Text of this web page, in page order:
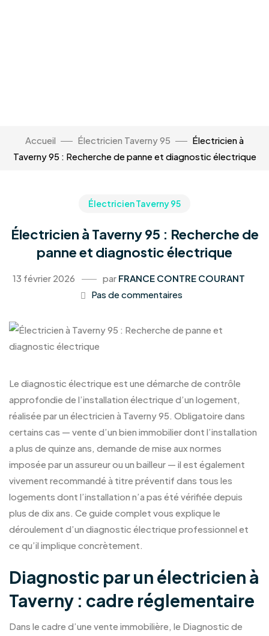
Accueil Électricien Taverny 95
Électricien à
Taverny 95 : Recherche de panne et diagnostic électrique
Électricien Taverny 95
Électricien à Taverny 95 : Recherche de
panne et diagnostic électrique
13 février 2026 par FRANCE CONTRE COURANT
Pas de commentaires
Le diagnostic électrique est une démarche de contrôle
approfondie de l’installation électrique d’un logement,
réalisée par un électricien à Taverny 95. Obligatoire dans
certains cas — vente d’un bien immobilier dont l’installation
a plus de quinze ans, demande de mise aux normes
imposée par un assureur ou un bailleur — il est également
vivement recommandé à titre préventif dans tous les
logements dont l’installation n’a pas été vérifiée depuis
plus de dix ans. Ce guide complet vous explique le
déroulement d’un diagnostic électrique professionnel et
ce qu’il implique concrètement.
Diagnostic par un électricien à
Taverny : cadre réglementaire
Dans le cadre d’une vente immobilière, le Diagnostic de